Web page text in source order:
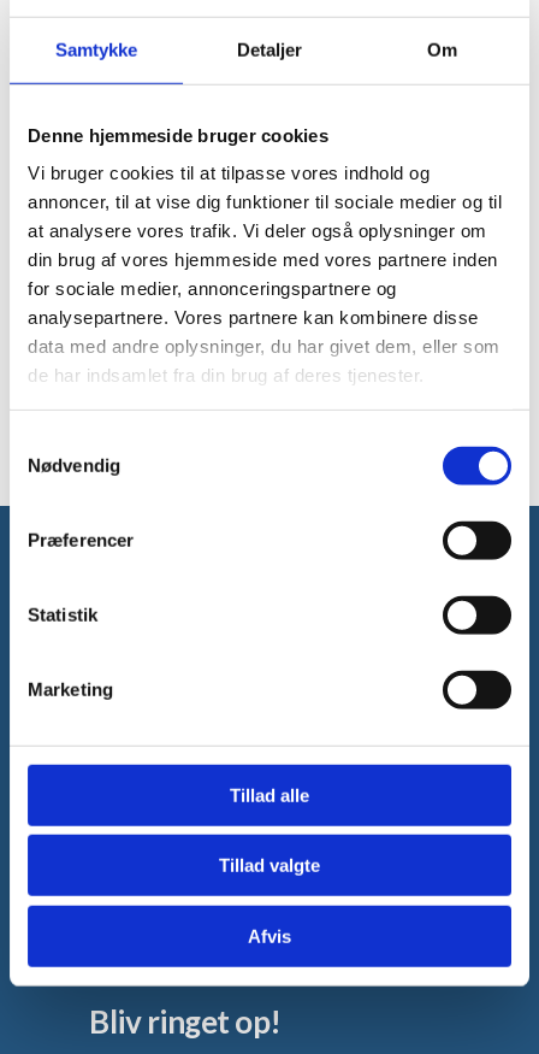
Samtykke Detaljer Om
Denne hjemmeside bruger cookies
Vi bruger cookies til at tilpasse vores indhold og
annoncer, til at vise dig funktioner til sociale medier og til
at analysere vores trafik. Vi deler også oplysninger om
din brug af vores hjemmeside med vores partnere inden
for sociale medier, annonceringspartnere og
analysepartnere. Vores partnere kan kombinere disse
data med andre oplysninger, du har givet dem, eller som
de har indsamlet fra din brug af deres tjenester.
Nødvendig
Præferencer
Statistik
Marketing
Tillad alle
Tillad valgte
Afvis
Bliv ringet op!